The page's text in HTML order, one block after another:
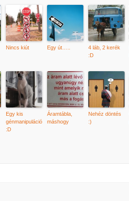
Nincs kiút Egy út…..
4 láb, 2 kerék
:D
Egy kis
génmanipuláció
:D
Áramtábla,
máshogy
Nehéz döntés
:)